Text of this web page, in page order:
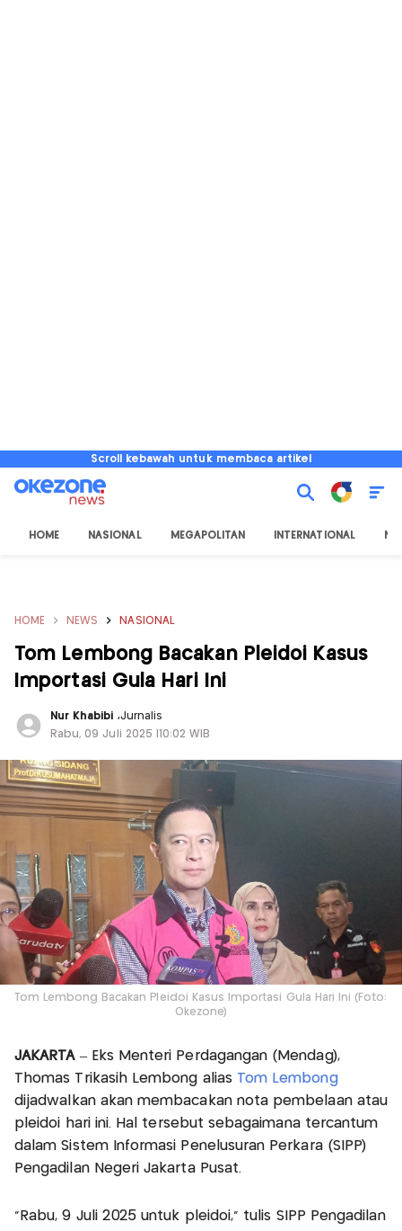
Scroll kebawah untuk membaca artikel
HOME NASIONAL MEGAPOLITAN INTERNATIONAL
HOME NEWS NASIONAL
Tom Lembong Bacakan Pleidoi Kasus
Importasi Gula Hari Ini
Nur Khabibi ,Jurnalis
Rabu, 09 Juli 2025 |10:02 WIB
Tom Lembong Bacakan Pleidoi Kasus Importasi Gula Hari Ini (Foto:
Okezone)
JAKARTA– Eks Menteri Perdagangan (Mendag),
Thomas Trikasih Lembong alias Tom Lembong
dijadwalkan akan membacakan nota pembelaan atau
pleidoi hari ini. Hal tersebut sebagaimana tercantum
dalam Sistem Informasi Penelusuran Perkara (SIPP)
Pengadilan Negeri Jakarta Pusat.
"Rabu, 9 Juli 2025 untuk pleidoi," tulis SIPP Pengadilan